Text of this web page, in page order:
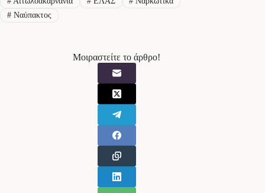
#Ναύπακτος
Μοιραστείτε το άρθρο!